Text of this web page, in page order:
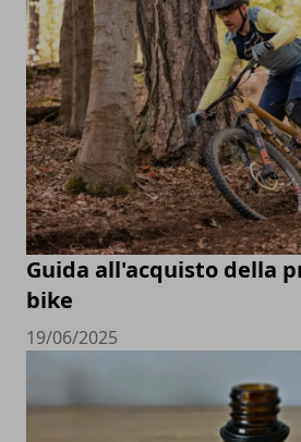
Guida all'acquisto della
bike
19/06/2025